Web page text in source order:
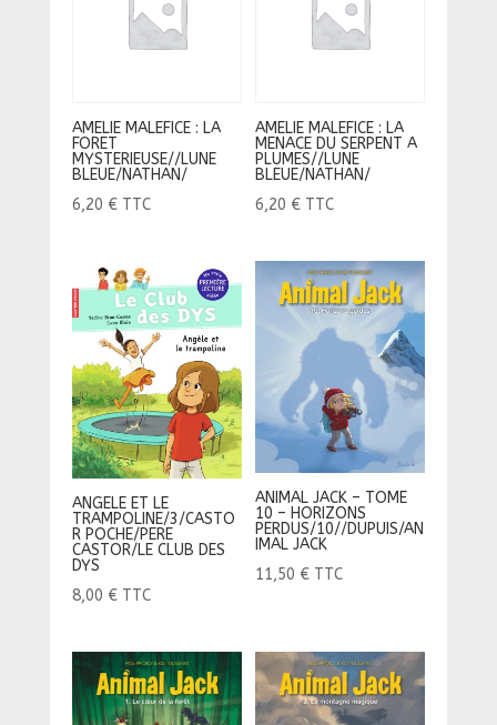
AMELIE MALEFICE : LA
FORET
MYSTERIEUSE//LUNE
BLEUE/NATHAN/
6,20 € TTC
AMELIE MALEFICE : LA
MENACE DU SERPENT A
PLUMES//LUNE
BLEUE/NATHAN/
6,20 € TTC
ANGELE ET LE
TRAMPOLINE/3/CASTO
R POCHE/PERE
CASTOR/LE CLUB DES
DYS
8,00 € TTC
ANIMAL JACK – TOME
10 – HORIZONS
PERDUS/10//DUPUIS/AN
IMAL JACK
11,50 € TTC